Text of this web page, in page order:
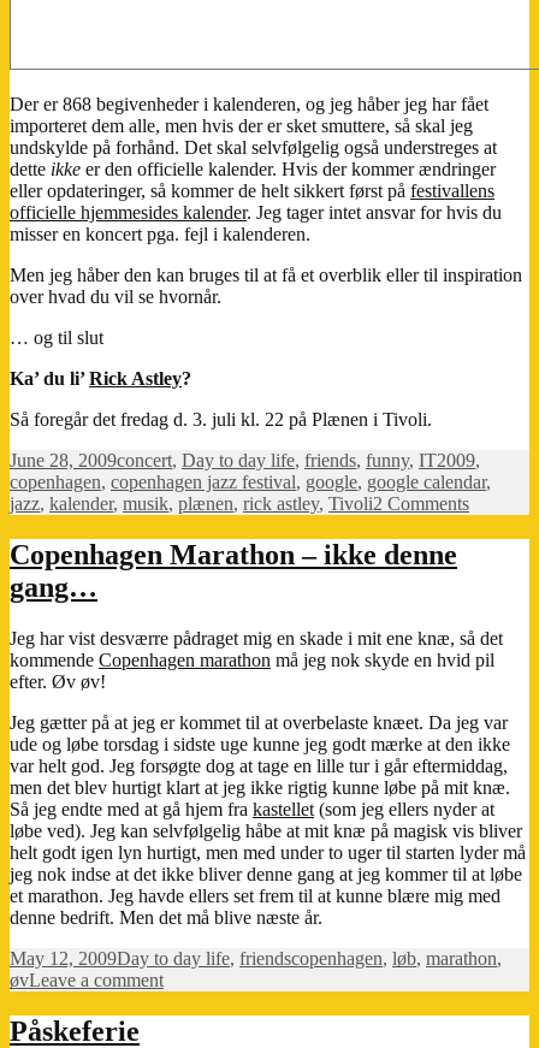
Der er 868 begivenheder i kalenderen, og jeg håber jeg har fået
importeret dem alle, men hvis der er sket smuttere, så skal jeg
undskylde på forhånd. Det skal selvfølgelig også understreges at
dette ikke er den officielle kalender. Hvis der kommer ændringer
eller opdateringer, så kommer de helt sikkert først på festivallens
officielle hjemmesides kalender. Jeg tager intet ansvar for hvis du
misser en koncert pga. fejl i kalenderen.
Men jeg håber den kan bruges til at få et overblik eller til inspiration
over hvad du vil se hvornår.
… og til slut
Ka’ du li’Rick Astley?
Så foregår det fredag d. 3. juli kl. 22 på Plænen i Tivoli.
Posted
on
June 28, 2009Categories
concert, Day to day life, friends, funny, ITTags
2009,
copenhagen, copenhagen jazz festival, google, google calendar,
jazz, kalender, musik, plænen, rick astley, Tivoli2 Commentson
Copenhagen Marathon – ikke denne
gang…
Jeg har vist desværre pådraget mig en skade i mit ene knæ, så det
kommende Copenhagen marathon må jeg nok skyde en hvid pil
efter. Øv øv!
Jeg gætter på at jeg er kommet til at overbelaste knæet. Da jeg var
ude og løbe torsdag i sidste uge kunne jeg godt mærke at den ikke
var helt god. Jeg forsøgte dog at tage en lille tur i går eftermiddag,
men det blev hurtigt klart at jeg ikke rigtig kunne løbe på mit knæ.
Så jeg endte med at gå hjem fra kastellet (som jeg ellers nyder at
løbe ved). Jeg kan selvfølgelig håbe at mit knæ på magisk vis bliver
helt godt igen lyn hurtigt, men med under to uger til starten lyder må
jeg nok indse at det ikke bliver denne gang at jeg kommer til at løbe
et marathon. Jeg havde ellers set frem til at kunne blære mig med
denne bedrift. Men det må blive næste år.
Posted
on
May 12, 2009Categories
Day to day life, friendsTags
copenhagen, løb, marathon,
øvLeave a commenton
Marathon
Påskeferie